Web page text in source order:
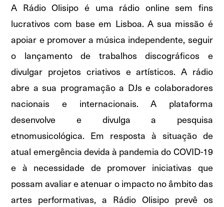
A Rádio Olisipo é uma rádio online sem fins
lucrativos com base em Lisboa. A sua missão é
apoiar e promover a música independente, seguir
o lançamento de trabalhos discográficos e
divulgar projetos criativos e artísticos. A rádio
abre a sua programação a DJs e colaboradores
nacionais e internacionais. A plataforma
desenvolve e divulga a pesquisa
etnomusicológica. Em resposta à situação de
atual emergência devida à pandemia do COVID-19
e à necessidade de promover iniciativas que
possam avaliar e atenuar o impacto no âmbito das
artes performativas, a Rádio Olisipo prevê os